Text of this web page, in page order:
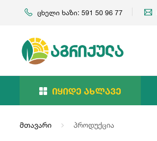
ცხელი ხაზი: 591 50 96 77
Იყიდე Ახლავე
მთავარი პროდუქცია